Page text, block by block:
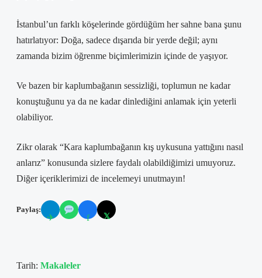
İstanbul’un farklı köşelerinde gördüğüm her sahne bana şunu
hatırlatıyor: Doğa, sadece dışarıda bir yerde değil; aynı
zamanda bizim öğrenme biçimlerimizin içinde de yaşıyor.
Ve bazen bir kaplumbağanın sessizliği, toplumun ne kadar
konuştuğunu ya da ne kadar dinlediğini anlamak için yeterli
olabiliyor.
Zikr olarak “Kara kaplumbağanın kış uykusuna yattığını nasıl
anlarız” konusunda sizlere faydalı olabildiğimizi umuyoruz.
Diğer içeriklerimizi de incelemeyi unutmayın!
Paylaş:
✈ f 𝕏
Tarih: Makaleler